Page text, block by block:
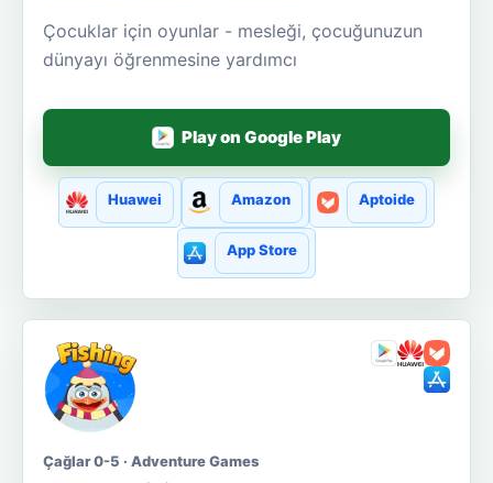
Çocuklar için oyunlar - mesleği, çocuğunuzun
dünyayı öğrenmesine yardımcı
Play on Google Play
Huawei Amazon Aptoide
App Store
Çağlar 0-5 · Adventure Games